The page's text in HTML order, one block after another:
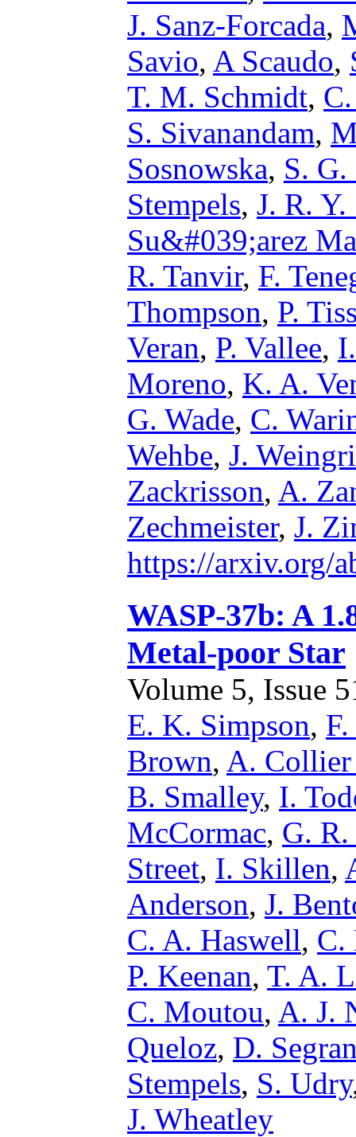
J. Sanz-Forcada,
Savio, A Scaudo,
T. M. Schmidt,
S. Sivanandam,
Sosnowska, S. G.
Stempels, J. R. Y.
Su&#039;arez
R. Tanvir, F.
Thompson, P.
Veran, P. Vallee,
Moreno, K. A.
G. Wade, C.
Wehbe, J.
Zackrisson, A.
Zechmeister, J.
https://arxiv.org/
WASP-37b: A
Metal-poor Star
Volume 5, Issue
E. K. Simpson,
Brown, A. Collier
B. Smalley, I.
McCormac, G.
Street, I. Skillen,
Anderson, J.
C. A. Haswell, C.
P. Keenan, T. A.
C. Moutou, A. J.
Queloz, D.
Stempels, S. Udry
J. Wheatley